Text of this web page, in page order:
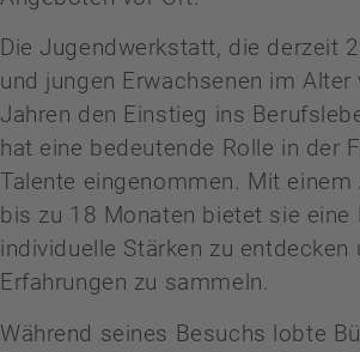
Die Jugendwerkstatt, die derzeit
und jungen Erwachsenen im
Jahren den Einstieg ins
hat eine bedeutende Rolle in der
Talente eingenommen. Mit einem
bis zu 18 Monaten bietet sie eine
individuelle Stärken zu entdecken
Erfahrungen zu sammeln.
Während seines Besuchs lobte